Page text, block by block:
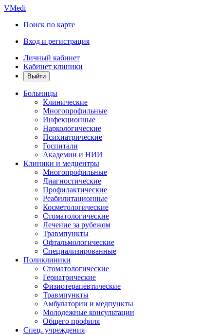
VMedi
Поиск по карте
Вход и регистрация
Личный кабинет
Кабинет клиники
Больницы
Клинические
Многопрофильные
Инфекционные
Наркологические
Психиатрические
Госпитали
Академии и НИИ
Клиники и медцентры
Многопрофильные
Диагностические
Профилактические
Реабилитационные
Косметологические
Стоматологические
Лечение за рубежом
Травмпункты
Офтальмологические
Специализированные
Поликлиники
Стоматологические
Гериатрические
Физиотерапевтические
Травмпункты
Амбулатории и медпункты
Молодежные консультации
Общего профиля
Спец. учреждения